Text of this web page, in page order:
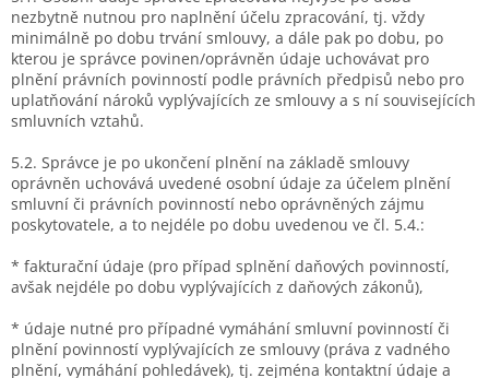
nezbytně nutnou pro naplnění účelu zpracování, tj. vždy
minimálně po dobu trvání smlouvy, a dále pak po dobu, po
kterou je správce povinen/oprávněn údaje uchovávat pro
plnění právních povinností podle právních předpisů nebo pro
uplatňování nároků vyplývajících ze smlouvy a s ní souvisejících
smluvních vztahů.
5.2. Správce je po ukončení plnění na základě smlouvy
oprávněn uchovává uvedené osobní údaje za účelem plnění
smluvní či právních povinností nebo oprávněných zájmu
poskytovatele, a to nejdéle po dobu uvedenou ve čl. 5.4.:
* fakturační údaje (pro případ splnění daňových povinností,
avšak nejdéle po dobu vyplývajících z daňových zákonů),
* údaje nutné pro případné vymáhání smluvní povinností či
plnění povinností vyplývajících ze smlouvy (práva z vadného
plnění, vymáhání pohledávek), tj. zejména kontaktní údaje a